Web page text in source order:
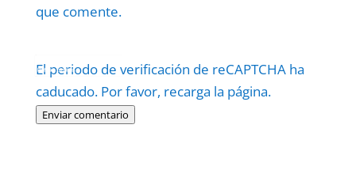
que comente.
El periodo de verificación de reCAPTCHA ha
caducado. Por favor, recarga la página.
Enviar comentario
Politica–Términos.